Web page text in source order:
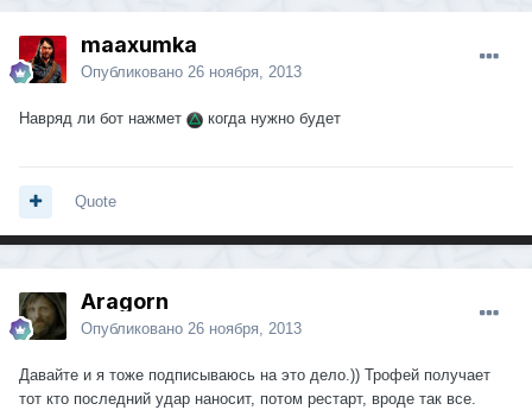
maaxumka
Опубликовано 26 ноября, 2013
Навряд ли бот нажмет когда нужно будет
Quote
Aragorn
Опубликовано 26 ноября, 2013
Давайте и я тоже подписываюсь на это дело.)) Трофей получает
тот кто последний удар наносит, потом рестарт, вроде так все.